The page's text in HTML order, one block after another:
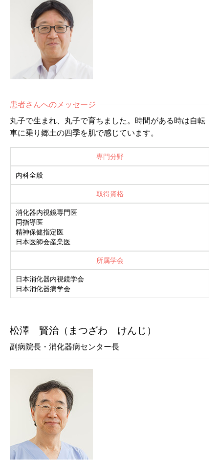
患者さんへのメッセージ
丸子で生まれ、丸子で育ちました。時間がある時は自転
車に乗り郷土の四季を肌で感じています。
専門分野
内科全般
取得資格
消化器内視鏡専門医
同指導医
精神保健指定医
日本医師会産業医
所属学会
日本消化器内視鏡学会
日本消化器病学会
松澤 賢治（まつざわ けんじ）
副病院長・消化器病センター長